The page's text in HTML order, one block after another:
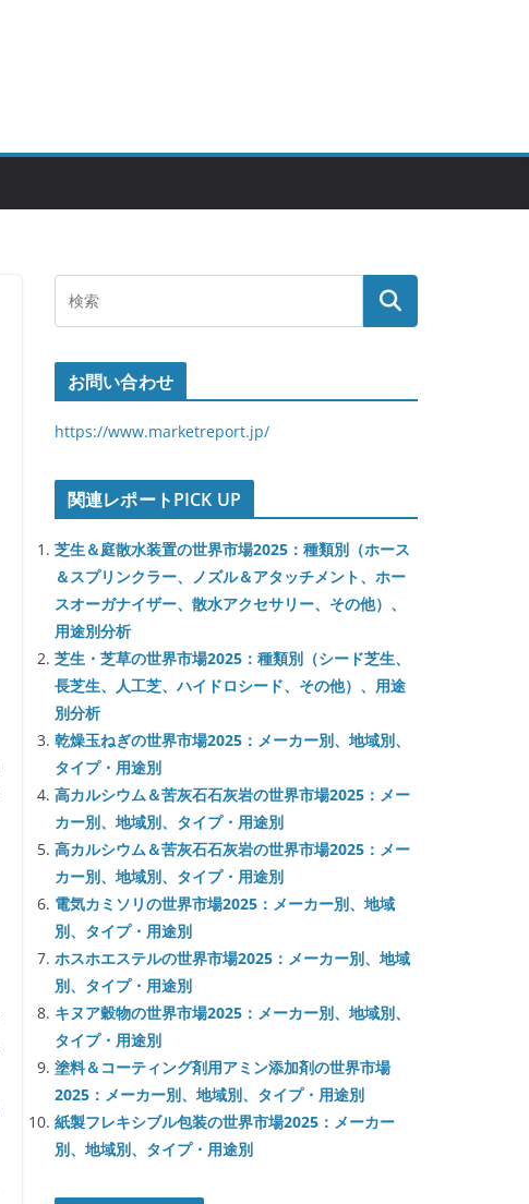
お問い合わせ
https://www.marketreport.jp/
関連レポートPICK UP
芝生＆庭散水装置の世界市場2025：種類別（ホース
＆スプリンクラー、ノズル＆アタッチメント、ホー
スオーガナイザー、散水アクセサリー、その他）、
用途別分析
芝生・芝草の世界市場2025：種類別（シード芝生、
長芝生、人工芝、ハイドロシード、その他）、用途
別分析
乾燥玉ねぎの世界市場2025：メーカー別、地域別、
タイプ・用途別
高カルシウム＆苦灰石石灰岩の世界市場2025：メー
カー別、地域別、タイプ・用途別
高カルシウム＆苦灰石石灰岩の世界市場2025：メー
カー別、地域別、タイプ・用途別
電気カミソリの世界市場2025：メーカー別、地域
別、タイプ・用途別
ホスホエステルの世界市場2025：メーカー別、地域
別、タイプ・用途別
キヌア穀物の世界市場2025：メーカー別、地域別、
タイプ・用途別
塗料＆コーティング剤用アミン添加剤の世界市場
2025：メーカー別、地域別、タイプ・用途別
紙製フレキシブル包装の世界市場2025：メーカー
別、地域別、タイプ・用途別